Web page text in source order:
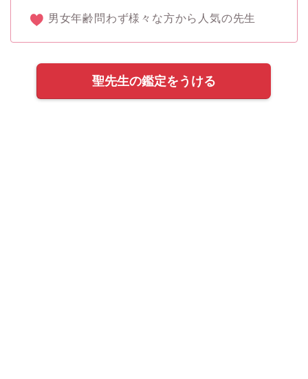
男女年齢問わず様々な方から人気の先生
聖先生の鑑定をうける